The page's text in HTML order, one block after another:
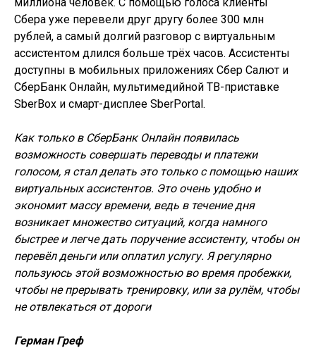
Сбера уже перевели друг другу более 300 млн
рублей, а самый долгий разговор с виртуальным
ассистентом длился больше трёх часов. Ассистенты
доступны в мобильных приложениях Сбер Салют и
СберБанк Онлайн, мультимедийной ТВ-приставке
SberBox и смарт-дисплее SberPortal.
Как только в СберБанк Онлайн появилась
возможность совершать переводы и платежи
голосом, я стал делать это только с помощью наших
виртуальных ассистентов. Это очень удобно и
экономит массу времени, ведь в течение дня
возникает множество ситуаций, когда намного
быстрее и легче дать поручение ассистенту, чтобы он
перевёл деньги или оплатил услугу. Я регулярно
пользуюсь этой возможностью во время пробежки,
чтобы не прерывать тренировку, или за рулём, чтобы
не отвлекаться от дороги
Герман Греф